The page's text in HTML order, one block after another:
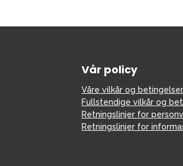
Vår policy
Våre vilkår og betingelser
Fullstendige vilkår og
Retningslinjer for
Retningslinjer for